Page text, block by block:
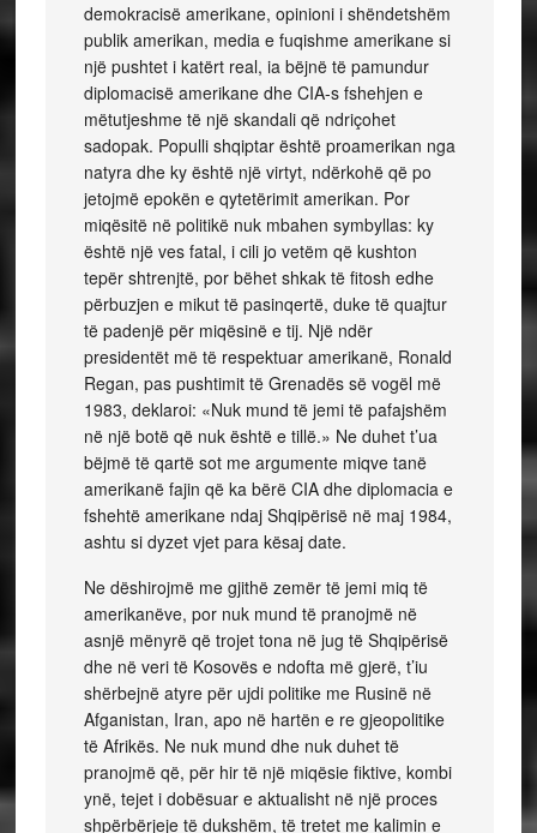
demokracisë amerikane, opinioni i shëndetshëm
publik amerikan, media e fuqishme amerikane si
një pushtet i katërt real, ia bëjnë të pamundur
diplomacisë amerikane dhe CIA-s fshehjen e
mëtutjeshme të një skandali që ndriçohet
sadopak. Populli shqiptar është proamerikan nga
natyra dhe ky është një virtyt, ndërkohë që po
jetojmë epokën e qytetërimit amerikan. Por
miqësitë në politikë nuk mbahen symbyllas: ky
është një ves fatal, i cili jo vetëm që kushton
tepër shtrenjtë, por bëhet shkak të fitosh edhe
përbuzjen e mikut të pasinqertë, duke të quajtur
të padenjë për miqësinë e tij. Një ndër
presidentët më të respektuar amerikanë, Ronald
Regan, pas pushtimit të Grenadës së vogël më
1983, deklaroi: «Nuk mund të jemi të pafajshëm
në një botë që nuk është e tillë.» Ne duhet t’ua
bëjmë të qartë sot me argumente miqve tanë
amerikanë fajin që ka bërë CIA dhe diplomacia e
fshehtë amerikane ndaj Shqipërisë në maj 1984,
ashtu si dyzet vjet para kësaj date.
Ne dëshirojmë me gjithë zemër të jemi miq të
amerikanëve, por nuk mund të pranojmë në
asnjë mënyrë që trojet tona në jug të Shqipërisë
dhe në veri të Kosovës e ndofta më gjerë, t’iu
shërbejnë atyre për ujdi politike me Rusinë në
Afganistan, Iran, apo në hartën e re gjeopolitike
të Afrikës. Ne nuk mund dhe nuk duhet të
pranojmë që, për hir të një miqësie fiktive, kombi
ynë, tejet i dobësuar e aktualisht në një proces
shpërbërjeje të dukshëm, të tretet me kalimin e